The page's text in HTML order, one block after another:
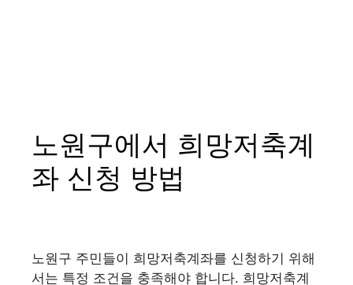
노원구에서 희망저축계
좌 신청 방법
노원구 주민들이 희망저축계좌를 신청하기 위해
서는 특정 조건을 충족해야 합니다. 희망저축계